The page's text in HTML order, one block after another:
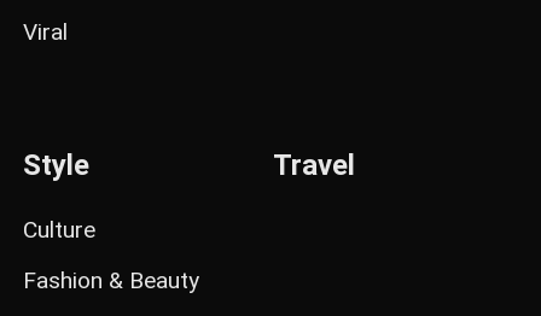
Viral
Style
Culture
Fashion & Beauty
Travel